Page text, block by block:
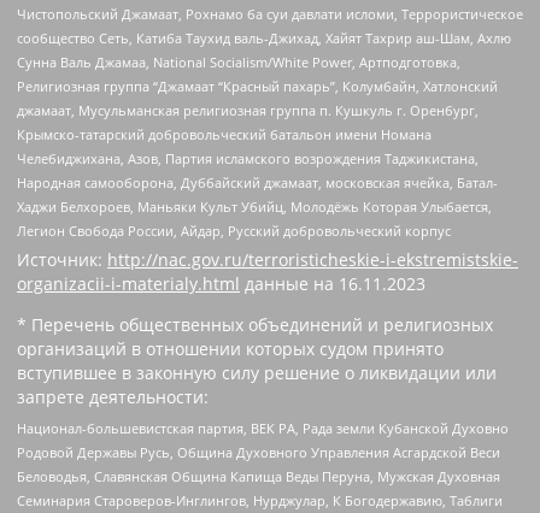
Чистопольский Джамаат, Рохнамо ба суи давлати исломи, Террористическое
сообщество Сеть, Катиба Таухид валь-Джихад, Хайят Тахрир аш-Шам, Ахлю
Сунна Валь Джамаа, National Socialism/White Power, Артподготовка,
Религиозная группа “Джамаат “Красный пахарь”, Колумбайн, Хатлонский
джамаат, Мусульманская религиозная группа п. Кушкуль г. Оренбург,
Крымско-татарский добровольческий батальон имени Номана
Челебиджихана, Азов, Партия исламского возрождения Таджикистана,
Народная самооборона, Дуббайский джамаат, московская ячейка, Батал-
Хаджи Белхороев, Маньяки Культ Убийц, Молодёжь Которая Улыбается,
Легион Свобода России, Айдар, Русский добровольческий корпус
Источник: http://nac.gov.ru/terroristicheskie-i-ekstremistskie-
organizacii-i-materialy.html данные на 16.11.2023
* Перечень общественных объединений и религиозных
организаций в отношении которых судом принято
вступившее в законную силу решение о ликвидации или
запрете деятельности:
Национал-большевистская партия, ВЕК РА, Рада земли Кубанской Духовно
Родовой Державы Русь, Община Духовного Управления Асгардской Веси
Беловодья, Славянская Община Капища Веды Перуна, Мужская Духовная
Семинария Староверов-Инглингов, Нурджулар, К Богодержавию, Таблиги